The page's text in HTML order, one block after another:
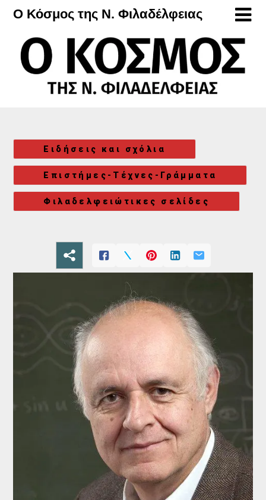
Μετάβαση
περιεχόμενο
Ο Κόσμος της Ν. Φιλαδέλφειας
Ειδήσεις και σχόλια
Επιστήμες-Τέχνες-Γράμματα
Φιλαδελφειώτικες σελίδες